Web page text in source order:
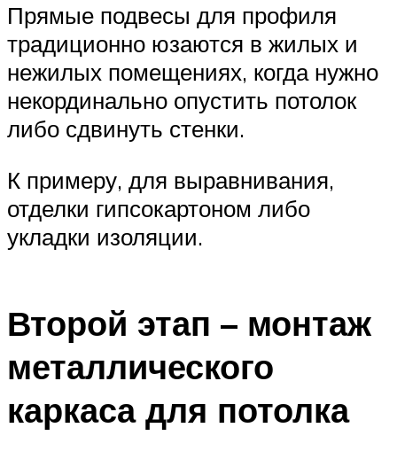
Прямые подвесы для профиля
традиционно юзаются в жилых и
нежилых помещениях, когда нужно
некординально опустить потолок
либо сдвинуть стенки.
К примеру, для выравнивания,
отделки гипсокартоном либо
укладки изоляции.
Второй этап – монтаж
металлического
каркаса для потолка